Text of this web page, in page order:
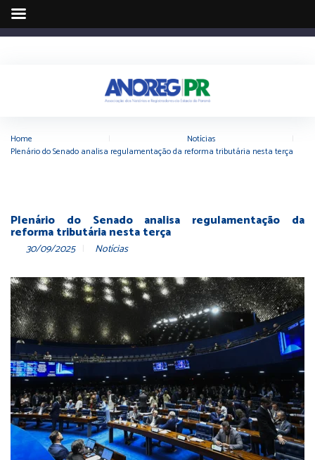
Home Notícias
Plenário do Senado analisa regulamentação da reforma tributária nesta terça
Plenário do Senado analisa regulamentação da
reforma tributária nesta terça
30/09/2025 Notícias